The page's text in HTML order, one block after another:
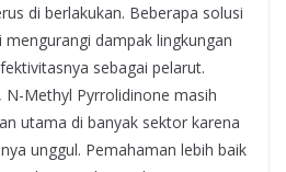
di berlakukan. Beberapa solusi
dampak lingkungan
sebagai pelarut.
N-Methyl Pyrrolidinone masih
utama di banyak sektor karena
unggul. Pemahaman lebih baik